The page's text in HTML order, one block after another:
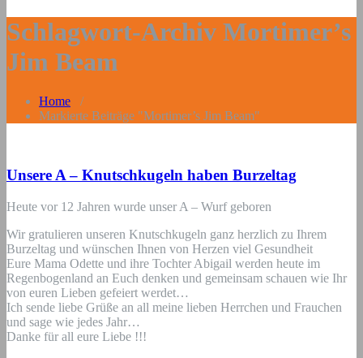
Schlagwort-Archiv Mortimer’s
Jim Beam
Home /
Markierte Beiträge "Mortimer’s Jim Beam"
Unsere A – Knutschkugeln haben Burzeltag
Heute vor 12 Jahren wurde unser A – Wurf geboren
Wir gratulieren unseren Knutschkugeln ganz herzlich zu Ihrem
Burzeltag und wünschen Ihnen von Herzen viel Gesundheit
Eure Mama Odette und ihre Tochter Abigail werden heute im
Regenbogenland an Euch denken und gemeinsam schauen wie Ihr
von euren Lieben gefeiert werdet…
Ich sende liebe Grüße an all meine lieben Herrchen und Frauchen
und sage wie jedes Jahr…
Danke für all eure Liebe !!!